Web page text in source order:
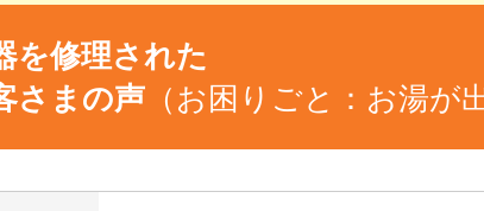
を修理された
さまの声 （お困りごと：お湯が